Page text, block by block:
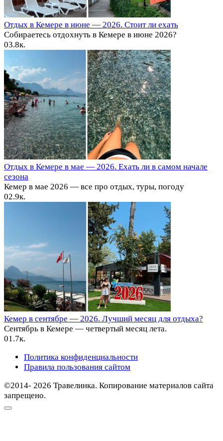
Отдых в Кемере в июне — 2026. Стоит ли ехать
Собираетесь отдохнуть в Кемере в июне 2026?
03.8к.
Отдых в Кемере в мае — 2026. Ехать ли в самом начале
сезона
Кемер в мае 2026 — все про отдых, туры, погоду
02.9к.
Кемер в сентябре — 2026. Лучший месяц для отдыха?
Сентябрь в Кемере — четвертый месяц лета.
01.7к.
Политика конфиденциальности
Правила пользования сайтом
©2014- 2026 Травелинка. Копирование материалов сайта
запрещено.